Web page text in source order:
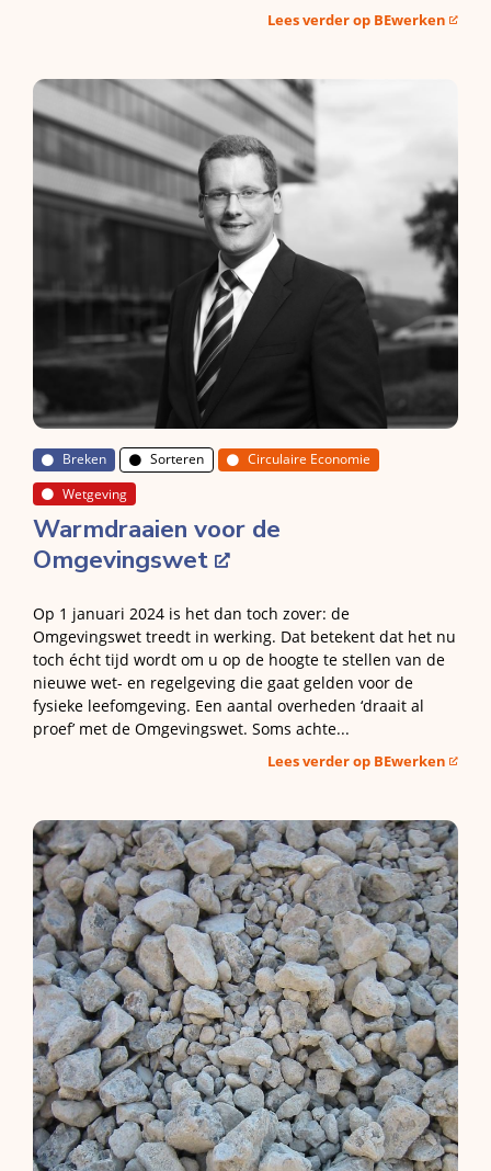
Lees verder op BEwerken
Breken Sorteren
Circulaire Economie
Wetgeving
Warmdraaien voor de
Omgevingswet
Op 1 januari 2024 is het dan toch zover: de
Omgevingswet treedt in werking. Dat betekent dat het nu
toch écht tijd wordt om u op de hoogte te stellen van de
nieuwe wet- en regelgeving die gaat gelden voor de
fysieke leefomgeving. Een aantal overheden ‘draait al
proef’ met de Omgevingswet. Soms achte...
Lees verder op BEwerken